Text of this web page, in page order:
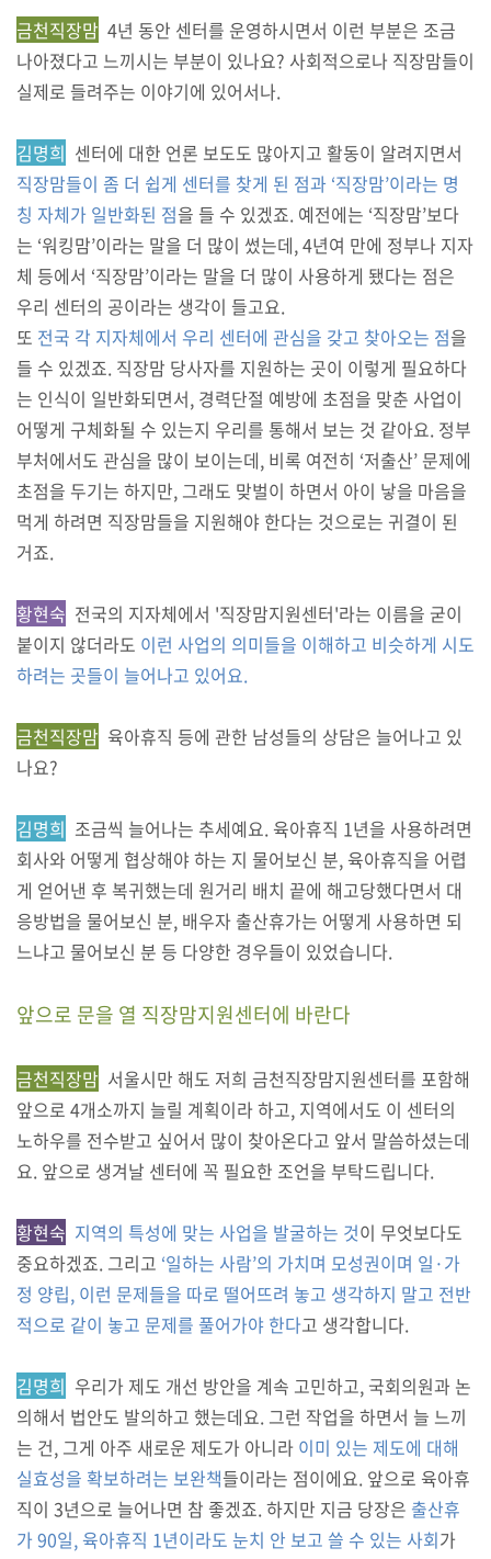
금천직장맘 4년 동안 센터를 운영하시면서 이런 부분은 조금
나아졌다고 느끼시는 부분이 있나요? 사회적으로나 직장맘들이
실제로 들려주는 이야기에 있어서나.
김명희 센터에 대한 언론 보도도 많아지고 활동이 알려지면서
직장맘들이 좀 더 쉽게 센터를 찾게 된 점과 ‘직장맘’이라는 명
칭 자체가 일반화된 점을 들 수 있겠죠. 예전에는 ‘직장맘’보다
는 ‘워킹맘’이라는 말을 더 많이 썼는데, 4년여 만에 정부나 지자
체 등에서 ‘직장맘’이라는 말을 더 많이 사용하게 됐다는 점은
우리 센터의 공이라는 생각이 들고요.
또 전국 각 지자체에서 우리 센터에 관심을 갖고 찾아오는 점을
들 수 있겠죠. 직장맘 당사자를 지원하는 곳이 이렇게 필요하다
는 인식이 일반화되면서, 경력단절 예방에 초점을 맞춘 사업이
어떻게 구체화될 수 있는지 우리를 통해서 보는 것 같아요. 정부
부처에서도 관심을 많이 보이는데, 비록 여전히 ‘저출산’ 문제에
초점을 두기는 하지만, 그래도 맞벌이 하면서 아이 낳을 마음을
먹게 하려면 직장맘들을 지원해야 한다는 것으로는 귀결이 된
거죠.
황현숙 전국의 지자체에서 '직장맘지원센터'라는 이름을 굳이
붙이지 않더라도 이런 사업의 의미들을 이해하고 비슷하게 시도
하려는 곳들이 늘어나고 있어요.
금천직장맘 육아휴직 등에 관한 남성들의 상담은 늘어나고 있
나요?
김명희 조금씩 늘어나는 추세예요. 육아휴직 1년을 사용하려면
회사와 어떻게 협상해야 하는 지 물어보신 분, 육아휴직을 어렵
게 얻어낸 후 복귀했는데 원거리 배치 끝에 해고당했다면서 대
응방법을 물어보신 분, 배우자 출산휴가는 어떻게 사용하면 되
느냐고 물어보신 분 등 다양한 경우들이 있었습니다.
앞으로 문을 열 직장맘지원센터에 바란다
금천직장맘 서울시만 해도 저희 금천직장맘지원센터를 포함해
앞으로 4개소까지 늘릴 계획이라 하고, 지역에서도 이 센터의
노하우를 전수받고 싶어서 많이 찾아온다고 앞서 말씀하셨는데
요. 앞으로 생겨날 센터에 꼭 필요한 조언을 부탁드립니다.
황현숙 지역의 특성에 맞는 사업을 발굴하는 것이 무엇보다도
중요하겠죠. 그리고 ‘일하는 사람’의 가치며 모성권이며 일·가
정 양립, 이런 문제들을 따로 떨어뜨려 놓고 생각하지 말고 전반
적으로 같이 놓고 문제를 풀어가야 한다고 생각합니다.
김명희 우리가 제도 개선 방안을 계속 고민하고, 국회의원과 논
의해서 법안도 발의하고 했는데요. 그런 작업을 하면서 늘 느끼
는 건, 그게 아주 새로운 제도가 아니라 이미 있는 제도에 대해
실효성을 확보하려는 보완책들이라는 점이에요. 앞으로 육아휴
직이 3년으로 늘어나면 참 좋겠죠. 하지만 지금 당장은 출산휴
가 90일, 육아휴직 1년이라도 눈치 안 보고 쓸 수 있는 사회가